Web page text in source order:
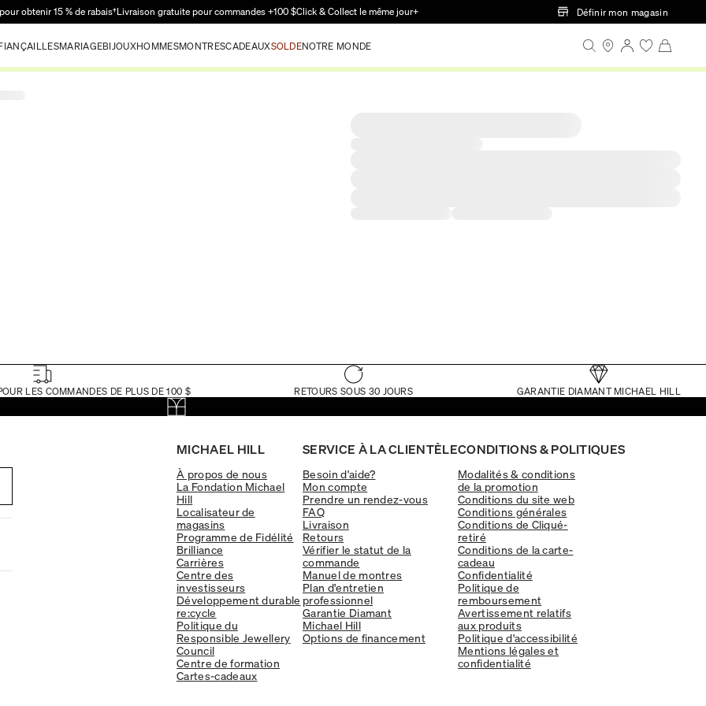
Passer au contenu principal
obtenir 15 % de rabais†Livraison gratuite pour commandes +100 $Click & Collect le même jour+ Définir mon magasin
MARIAGEBIJOUXHOMMESMONTRESCADEAUXSOLDENOTRE MONDE
LES COMMANDES DE PLUS DE 100 $ RETOURS SOUS 30 JOURS GARANTIE DIAMANT MICHAEL HILL
MICHAEL HILL
À propos de nous
La Fondation Michael
Hill
Localisateur de
magasins
Programme de Fidélité
Brilliance
Carrières
Centre des
investisseurs
Développement durable
re:cycle
Politique du
Responsible Jewellery
Council
Centre de formation
Cartes-cadeaux
SERVICE À LA CLIENTÈLE
Besoin d'aide?
Mon compte
Prendre un rendez-vous
FAQ
Livraison
Retours
Vérifier le statut de la
commande
Manuel de montres
Plan d'entretien
professionnel
Garantie Diamant
Michael Hill
Options de financement
CONDITIONS & POLITIQUES
Modalités & conditions
de la promotion
Conditions du site web
Conditions générales
Conditions de Cliqué-
retiré
Conditions de la carte-
cadeau
Confidentialité
Politique de
remboursement
Avertissement relatifs
aux produits
Politique d'accessibilité
Mentions légales et
confidentialité